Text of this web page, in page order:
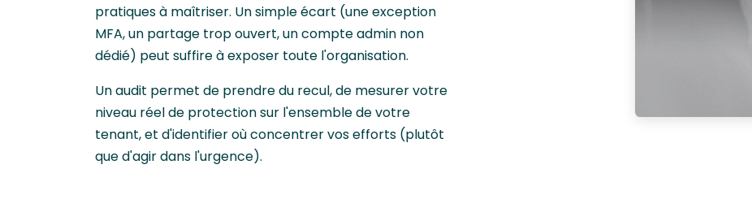
pratiques à maîtriser. Un simple écart (une exception
MFA, un partage trop ouvert, un compte admin non
dédié) peut suffire à exposer toute l'organisation.
Un audit permet de prendre du recul, de mesurer votre
niveau réel de protection sur l'ensemble de votre
tenant, et d'identifier où concentrer vos efforts (plutôt
que d'agir dans l'urgence).